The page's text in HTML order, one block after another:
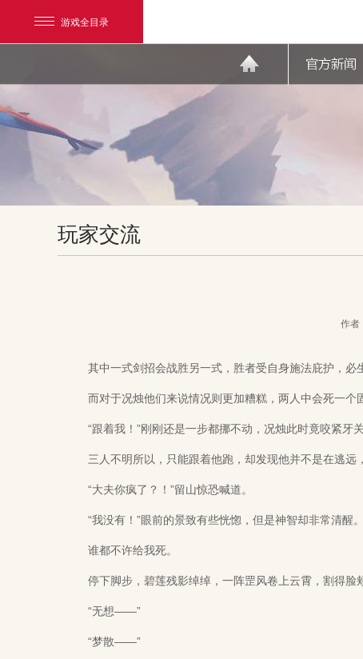
游戏全目录
玩家交流
作者
其中一式剑招会战胜另一式，胜者受自身施法庇护，必
而对于况烛他们来说情况则更加糟糕，两人中会死一个
“跟着我！”刚刚还是一步都挪不动，况烛此时竟咬紧牙关
三人不明所以，只能跟着他跑，却发现他并不是在逃远
“大夫你疯了？！”留山惊恐喊道。
“我没有！”眼前的景致有些恍惚，但是神智却非常清醒。
谁都不许给我死。
停下脚步，碧莲残影绰绰，一阵罡风卷上云霄，割得脸颊
“无想——”
“梦散——”